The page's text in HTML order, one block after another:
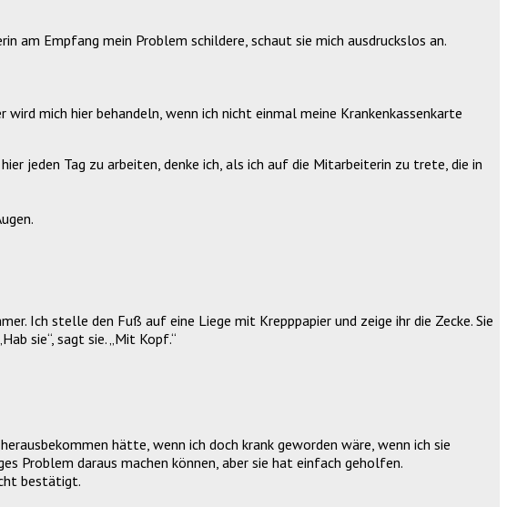
am Empfang mein Problem schildere, schaut sie mich ausdruckslos an.
mich hier behandeln, wenn ich nicht einmal meine Krankenkassenkarte
jeden Tag zu arbeiten, denke ich, als ich auf die Mitarbeiterin zu trete, die in
Ich stelle den Fuß auf eine Liege mit Krepppapier und zeige ihr die Zecke. Sie
sie“, sagt sie. „Mit Kopf.“
hätte, wenn ich doch krank geworden wäre, wenn ich sie
Problem daraus machen können, aber sie hat einfach geholfen.
bestätigt.